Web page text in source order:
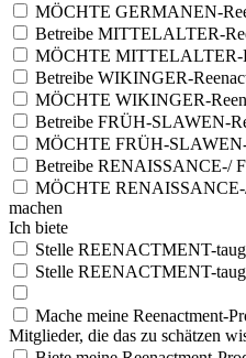
MÖCHTE GERMANEN-
Betreibe MITTELALTER-
MÖCHTE MITTELALTER-
Betreibe WIKINGER-
MÖCHTE WIKINGER-
Betreibe FRÜH-SLAWEN-
MÖCHTE FRÜH-SLAWEN-
Betreibe RENAISSANCE-/
MÖCHTE
machen
Ich biete
Stelle REENACTMENT-
Stelle REENACTMENT-
Mache meine Reenactment-
Mitglieder, die das zu schätzen